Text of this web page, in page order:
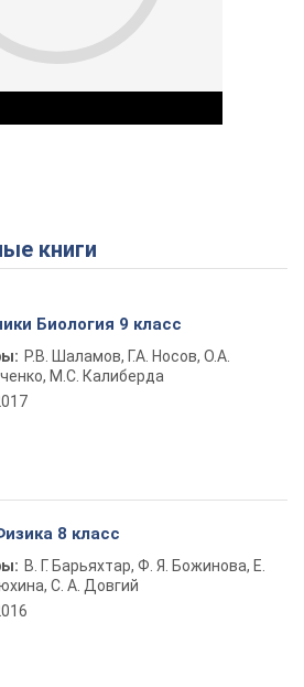
Play Video
книги
Биология 9 класс
Р.В. Шаламов, Г.А. Носов, О.А.
М.С. Калиберда
8 класс
В. Г. Барьяхтар, Ф. Я. Божинова, Е.
С. А. Довгий